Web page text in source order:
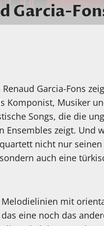
Garcia-
Garcia-Fons
Musiker
Songs, die die
zeigt. Und
nicht nur
auch eine
mit
eine noch das